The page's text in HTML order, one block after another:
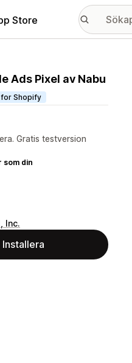
Store
Ads Pixel av Nabu
Shopify
Gratis testversion
som din
Inc.
Installera